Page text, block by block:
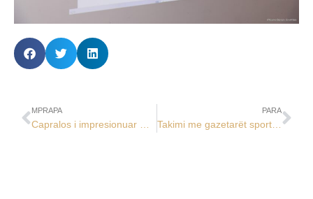
MPRAPA
Capralos i impresionuar me të arriturat e KOK-ut dhe sportistëve tanë
PARA
Takimi me gazetarët sportivë